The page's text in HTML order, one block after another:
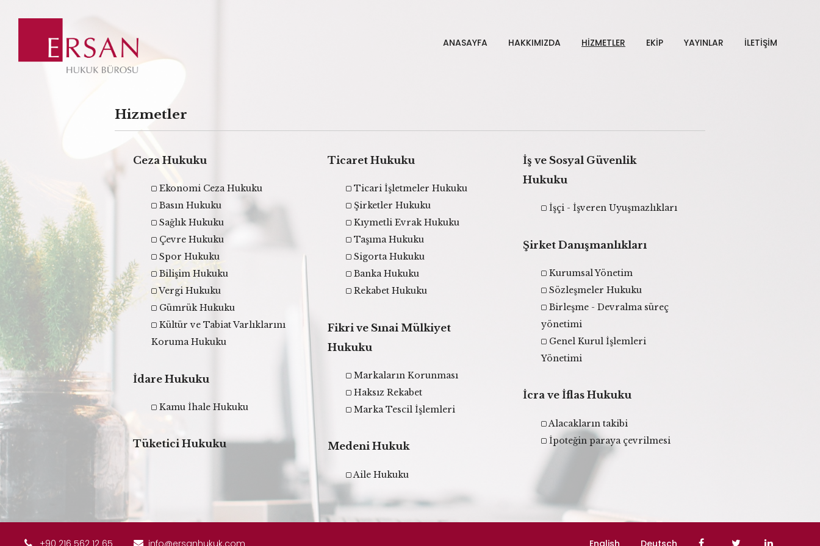
ANASAYFA HAKKIMIZDA HIZMETLER EKIP YAYINLAR İLETIŞIM
Hizmetler
Ceza Hukuku
Ekonomi Ceza Hukuku
Basın Hukuku
Sağlık Hukuku
Çevre Hukuku
Spor Hukuku
Bilişim Hukuku
Vergi Hukuku
Gümrük Hukuku
Kültür ve Tabiat Varlıklarını
Koruma Hukuku
İdare Hukuku
Kamu İhale Hukuku
Tüketici Hukuku
Ticaret Hukuku
Ticari İşletmeler Hukuku
Şirketler Hukuku
Kıymetli Evrak Hukuku
Taşıma Hukuku
Sigorta Hukuku
Banka Hukuku
Rekabet Hukuku
Fikri ve Sınai Mülkiyet
Hukuku
Markaların Korunması
Haksız Rekabet
Marka Tescil İşlemleri
Medeni Hukuk
Aile Hukuku
İş ve Sosyal Güvenlik
Hukuku
İşçi - İşveren Uyuşmazlıkları
Şirket Danışmanlıkları
Kurumsal Yönetim
Sözleşmeler Hukuku
Birleşme - Devralma süreç
yönetimi
Genel Kurul İşlemleri
Yönetimi
İcra ve İflas Hukuku
Alacakların takibi
İpoteğin paraya çevrilmesi
+90 216 562 12 65 info@ersanhukuk.com English Deutsch